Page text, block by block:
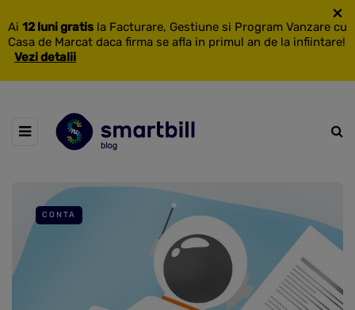
Ai 12 luni gratis la Facturare, Gestiune si Program Vanzare cu
Casa de Marcat daca firma se afla in primul an de la infiintare!
Vezi detalii
×
CONTA